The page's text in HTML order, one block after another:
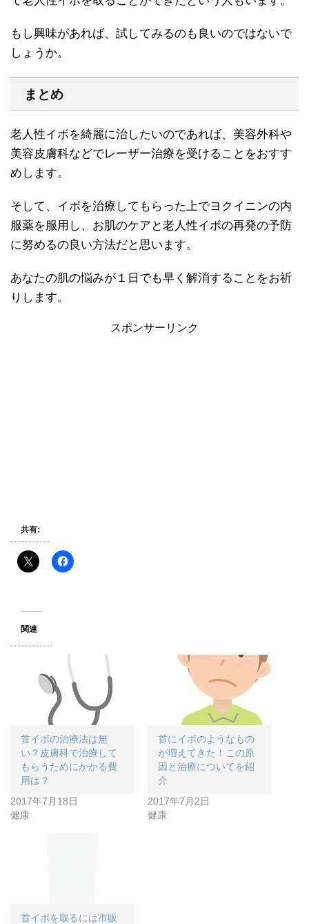
もし興味があれば、試してみるのも良いのではないで
しょうか。
まとめ
老人性イボを綺麗に治したいのであれば、美容外科や
美容皮膚科などでレーザー治療を受けることをおすす
めします。
そして、イボを治療してもらった上でヨクイニンの内
服薬を服用し、お肌のケアと老人性イボの再発の予防
に努めるの良い方法だと思います。
あなたの肌の悩みが１日でも早く解消することをお祈
りします。
スポンサーリンク
共有:
関連
首イボの治療法は無
い？皮膚科で治療して
もらうためにかかる費
用は？
2017年7月18日
健康
首にイボのようなもの
が増えてきた！この原
因と治療についてを紹
介
2017年7月2日
健康
首イボを取るには市販